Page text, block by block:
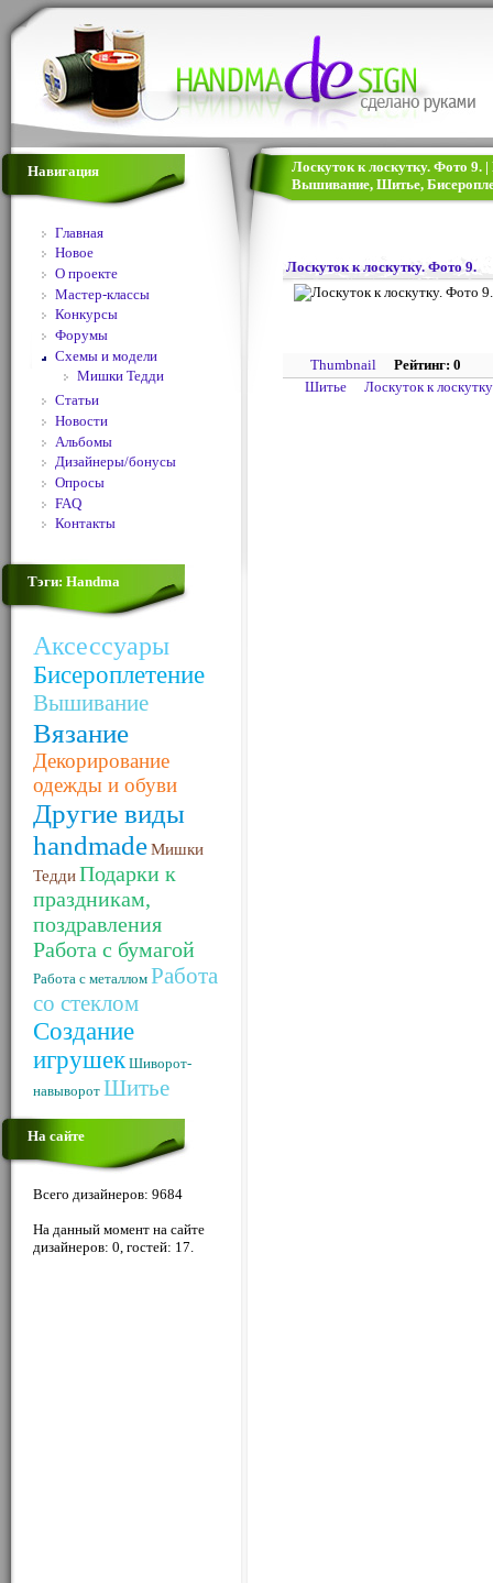
Навигация
Главная
Новое
О проекте
Мастер-классы
Конкурсы
Форумы
Схемы и модели
Мишки Тедди
Статьи
Новости
Альбомы
Дизайнеры/бонусы
Опросы
FAQ
Контакты
Тэги: Handma
Аксессуары
Бисероплетение
Вышивание
Вязание
Декорирование
одежды и обуви
Другие виды
handmadeМишки
ТеддиПодарки к
праздникам,
поздравления
Работа с бумагой
Работа с металлом Работа
со стеклом
Создание
игрушек Шиворот-
навыворот Шитье
На сайте
Всего дизайнеров: 9684
На данный момент на сайте
дизайнеров: 0, гостей: 17.
Лоскуток к лоскутку. Фото 9. |
Вышивание, Шитье,
Лоскуток к лоскутку. Фото 9.
Thumbnail
Рейтинг: 0
Шитье
Лоскуток к лоскутку